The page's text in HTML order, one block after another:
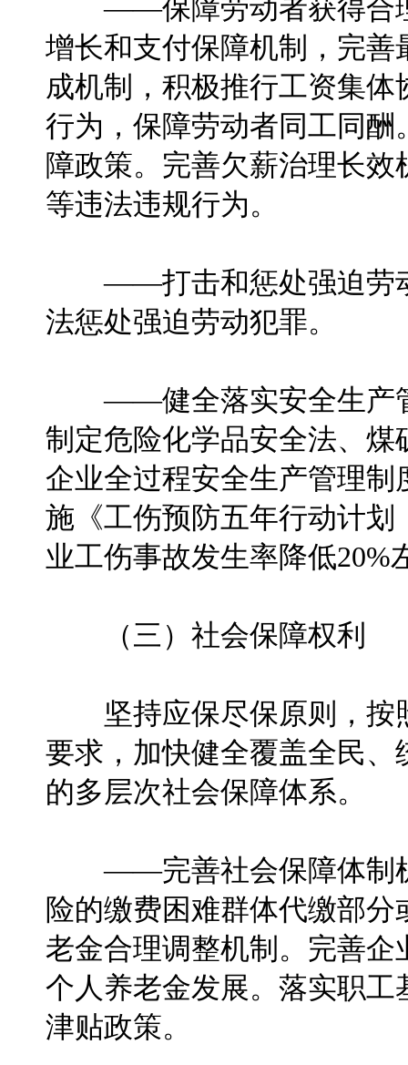
——保障劳动者获得合理
增长和支付保障机制，完
成机制，积极推行工资集
行为，保障劳动者同工同
障政策。完善欠薪治理长
等违法违规行为。
——打击和惩处强迫劳动
法惩处强迫劳动犯罪。
——健全落实安全生产管
制定危险化学品安全法、
企业全过程安全生产管理
施《工伤预防五年行动计划
业工伤事故发生率降低20%
（三）社会保障权利
坚持应保尽保原则，按
要求，加快健全覆盖全民
的多层次社会保障体系。
——完善社会保障体制机
险的缴费困难群体代缴部
老金合理调整机制。完善
个人养老金发展。落实职
津贴政策。